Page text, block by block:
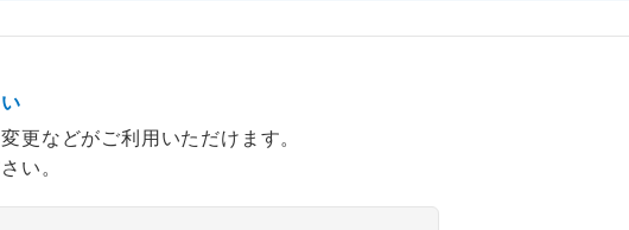
更などがご利用いただけます。
い。